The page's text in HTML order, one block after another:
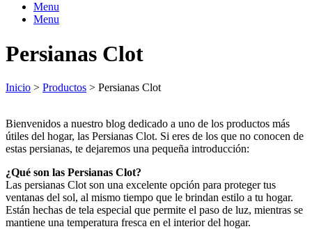
Menu
Menu
Persianas Clot
Inicio > Productos > Persianas Clot
Bienvenidos a nuestro blog dedicado a uno de los productos más
útiles del hogar, las Persianas Clot. Si eres de los que no conocen de
estas persianas, te dejaremos una pequeña introducción:
¿Qué son las Persianas Clot?
Las persianas Clot son una excelente opción para proteger tus
ventanas del sol, al mismo tiempo que le brindan estilo a tu hogar.
Están hechas de tela especial que permite el paso de luz, mientras se
mantiene una temperatura fresca en el interior del hogar.